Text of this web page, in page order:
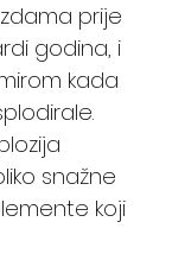
prije
godina, i
kada
snažne
koji